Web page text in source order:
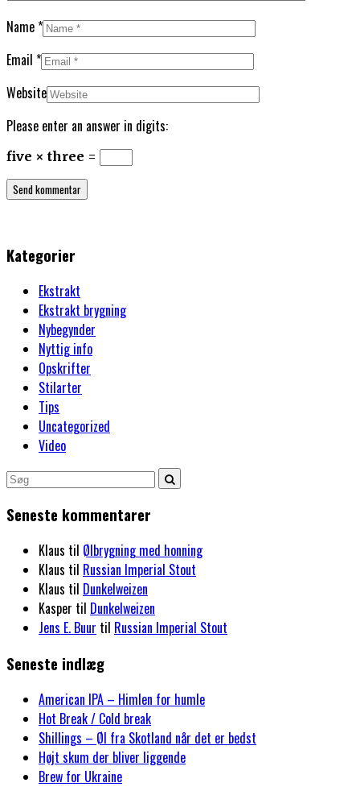
Name*
Email *
Website
Please enter an answer in digits:
five × three =
Kategorier
Ekstrakt
Ekstrakt brygning
Nybegynder
Nyttig info
Opskrifter
Stilarter
Tips
Uncategorized
Video
Seneste kommentarer
Klaus til Ølbrygning med honning
Klaus til Russian Imperial Stout
Klaus til Dunkelweizen
Kasper til Dunkelweizen
Jens E. Buur til Russian Imperial Stout
Seneste indlæg
American IPA – Himlen for humle
Hot Break / Cold break
Shillings – Øl fra Skotland når det er bedst
Højt skum der bliver liggende
Brew for Ukraine